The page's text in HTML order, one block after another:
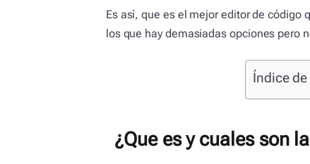
Es así, que es el mejor editor de código
los que hay demasiadas opciones pero
Índice
¿Que es y cuales son